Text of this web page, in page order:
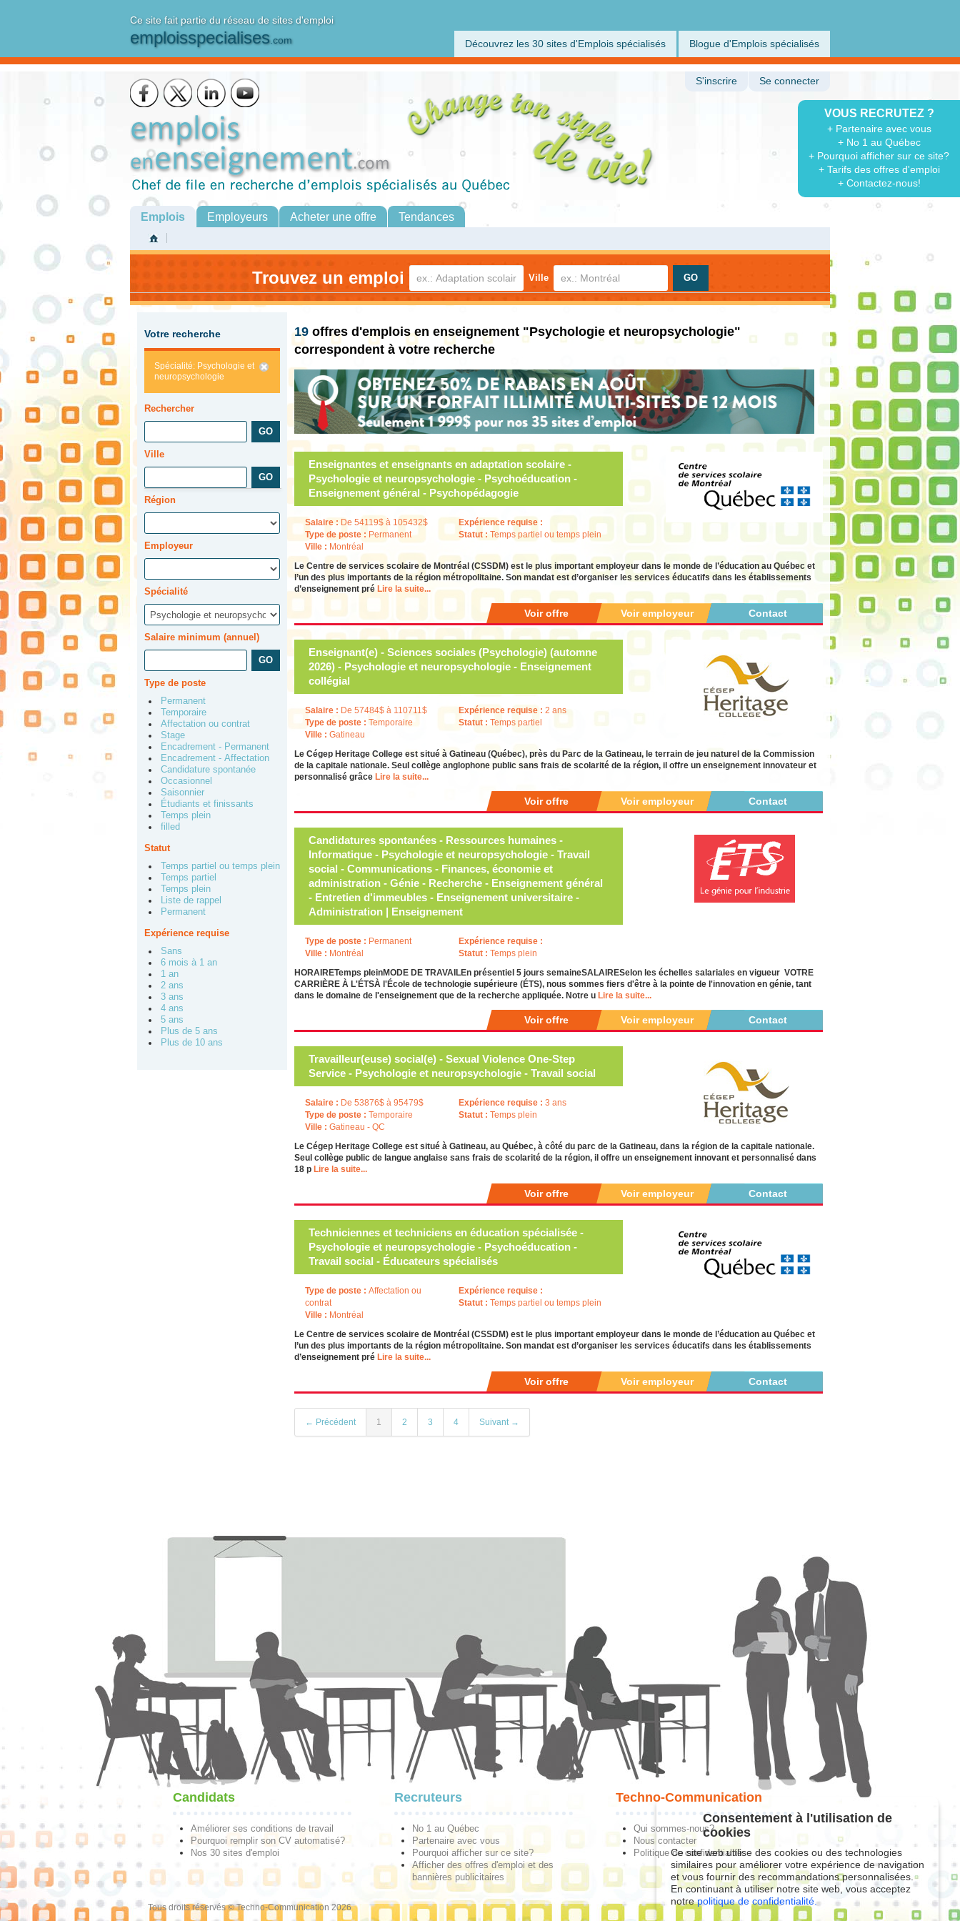
Ce site fait partie du réseau de sites d'emploi
emploisspecialises.com Découvrez les 30 sites d'Emplois spécialisés Blogue d'Emplois spécialisés
VOUS RECRUTEZ ?
+ Partenaire avec vous
+ No 1 au Québec
+ Pourquoi afficher sur ce site?
+ Tarifs des offres d'emploi
+ Contactez-nous!
S'inscrire Se connecter
Emplois Employeurs Acheter une offre Tendances
Trouvez un emploi Ville
Votre recherche
Spécialité: Psychologie et
neuropsychologie
Rechercher
Ville
Région
Employeur
Spécialité
Salaire minimum (annuel)
Type de poste
Permanent
Temporaire
Affectation ou contrat
Stage
Encadrement - Permanent
Encadrement - Affectation
Candidature spontanée
Occasionnel
Saisonnier
Étudiants et finissants
Temps plein
filled
Statut
Temps partiel ou temps plein
Temps partiel
Temps plein
Liste de rappel
Permanent
Expérience requise
Sans
6 mois à 1 an
1 an
2 ans
3 ans
4 ans
5 ans
Plus de 5 ans
Plus de 10 ans
19 offres d'emplois en enseignement "Psychologie et neuropsychologie"
correspondent à votre recherche
Enseignantes et enseignants en adaptation scolaire -
Psychologie et neuropsychologie - Psychoéducation -
Enseignement général - Psychopédagogie
Salaire : De 54119$ à 105432$
Type de poste : Permanent
Ville : Montréal
Expérience requise :
Statut :Temps partiel ou temps plein
Le Centre de services scolaire de Montréal (CSSDM) est le plus important employeur dans le monde de l’éducation au Québec et
l’un des plus importants de la région métropolitaine. Son mandat est d’organiser les services éducatifs dans les établissements
d’enseignement préLire la suite...
Voir offre Voir employeur Contact
Enseignant(e) - Sciences sociales (Psychologie) (automne
2026) - Psychologie et neuropsychologie - Enseignement
collégial
Salaire : De 57484$ à 110711$
Type de poste : Temporaire
Ville : Gatineau
Expérience requise : 2 ans
Statut : Temps partiel
Le Cégep Heritage College est situé à Gatineau (Québec), près du Parc de la Gatineau, le terrain de jeu naturel de la Commission
de la capitale nationale. Seul collège anglophone public sans frais de scolarité de la région, il offre un enseignement innovateur et
personnalisé grâce Lire la suite...
Voir offre Voir employeur Contact
Candidatures spontanées - Ressources humaines -
Informatique - Psychologie et neuropsychologie - Travail
social - Communications - Finances, économie et
administration - Génie - Recherche - Enseignement général
- Entretien d'immeubles - Enseignement universitaire -
Administration | Enseignement
Type de poste : Permanent
Ville : Montréal
Expérience requise :
Statut : Temps plein
HORAIRETemps pleinMODE DE TRAVAILEn présentiel 5 jours semaineSALAIRESelon les échelles salariales en vigueur VOTRE
CARRIÈRE À L'ÉTSÀ l'École de technologie supérieure (ÉTS), nous sommes fiers d'être à la pointe de l'innovation en génie, tant
dans le domaine de l'enseignement que de la recherche appliquée. Notre u Lire la suite...
Voir offre Voir employeur Contact
Travailleur(euse) social(e) - Sexual Violence One-Step
Service - Psychologie et neuropsychologie - Travail social
Salaire : De 53876$ à 95479$
Type de poste : Temporaire
Ville : Gatineau - QC
Expérience requise : 3 ans
Statut : Temps plein
Le Cégep Heritage College est situé à Gatineau, au Québec, à côté du parc de la Gatineau, dans la région de la capitale nationale.
Seul collège public de langue anglaise sans frais de scolarité de la région, il offre un enseignement innovant et personnalisé dans
18 p Lire la suite...
Voir offre Voir employeur Contact
Techniciennes et techniciens en éducation spécialisée -
Psychologie et neuropsychologie - Psychoéducation -
Travail social - Éducateurs spécialisés
Type de poste : Affectation ou
contrat
Ville : Montréal
Expérience requise :
Statut : Temps partiel ou temps plein
Le Centre de services scolaire de Montréal (CSSDM) est le plus important employeur dans le monde de l’éducation au Québec et
l’un des plus importants de la région métropolitaine. Son mandat est d’organiser les services éducatifs dans les établissements
d’enseignement pré Lire la suite...
Voir offre Voir employeur Contact
← Précédent 1 2 3 4 Suivant →
Candidats
Améliorer ses conditions de travail
Pourquoi remplir son CV automatisé?
Nos 30 sites d'emploi
Recruteurs
No 1 au Québec
Partenaire avec vous
Pourquoi afficher sur ce site?
Afficher des offres d'emploi et des
bannières publicitaires
Techno-Communication
Qui sommes-nous?
Nous contacter
Politique de confidentialité
Tous droits réservés © Techno-Communication 2026
Consentement à l'utilisation de
cookies
Ce site web utilise des cookies ou des technologies
similaires pour améliorer votre expérience de navigation
et vous fournir des recommandations personnalisées.
En continuant à utiliser notre site web, vous acceptez
notrepolitique de confidentialité.